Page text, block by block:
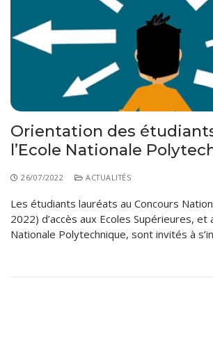
Classes Préparatoires
Programmes
Formations assurées
Stages
Diplômes
Imprimés des œuvres
Orientation des
l’Ecole Nationale
26/07/2022 ACTUALITÉS
Les étudiants lauréats au Concours
2022) d’accès aux Ecoles Supérieures, et
Nationale Polytechnique, sont invités à